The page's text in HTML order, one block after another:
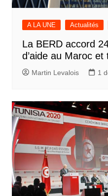
A LA UNE Actualités
La BERD accord
d’aide au Maroc
Martin Levalois 1